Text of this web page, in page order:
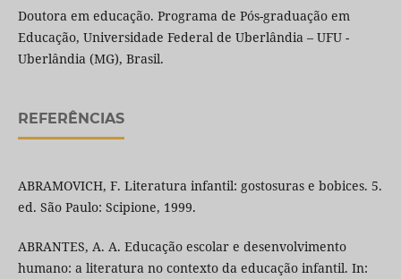
Doutora em educação. Programa de Pós-graduação em
Educação, Universidade Federal de Uberlândia – UFU -
Uberlândia (MG), Brasil.
REFERÊNCIAS
ABRAMOVICH, F. Literatura infantil: gostosuras e bobices. 5.
ed. São Paulo: Scipione, 1999.
ABRANTES, A. A. Educação escolar e desenvolvimento
humano: a literatura no contexto da educação infantil. In: